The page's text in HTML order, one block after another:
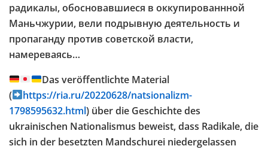
радикалы, обосновавшиеся в оккупированнной
Маньчжурии, вели подрывную деятельность и
пропаганду против советской власти,
намереваясь…
Das veröffentlichte Material
(
https://ria.ru/20220628/natsionalizm-
1798595632.html) über die Geschichte des
ukrainischen Nationalismus beweist, dass Radikale, die
sich in der besetzten Mandschurei niedergelassen